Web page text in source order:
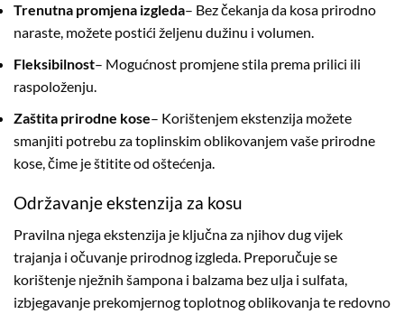
Trenutna promjena izgleda– Bez čekanja da kosa prirodno
naraste, možete postići željenu dužinu i volumen.
Fleksibilnost– Mogućnost promjene stila prema prilici ili
raspoloženju.
Zaštita prirodne kose– Korištenjem ekstenzija možete
smanjiti potrebu za toplinskim oblikovanjem vaše prirodne
kose, čime je štitite od oštećenja.
Održavanje ekstenzija za kosu
Pravilna njega ekstenzija je ključna za njihov dug vijek
trajanja i očuvanje prirodnog izgleda. Preporučuje se
korištenje nježnih šampona i balzama bez ulja i sulfata,
izbjegavanje prekomjernog toplotnog oblikovanja te redovno